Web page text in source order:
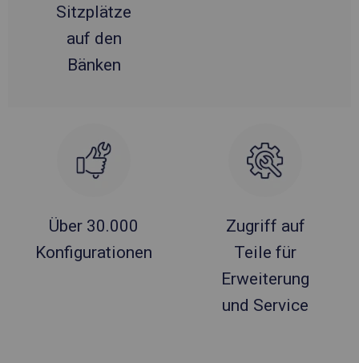
Sitzplätze
auf den
Bänken
Über 30.000
Konfigurationen
Zugriff auf
Teile für
Erweiterung
und Service